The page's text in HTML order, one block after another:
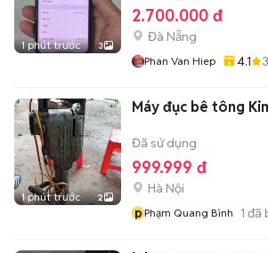
1 phút trước 3
2.700.000 đ
Đà Nẵng
Phan Van Hiep 4.1
1 phút trước 2
Máy đục bê tông
Đã sử dụng
999.999 đ
Hà Nội
pPhạm Quang Bình 1 đã